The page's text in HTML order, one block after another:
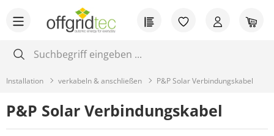
Zum Hauptinhalt springen Du hast 0
Installation verkabeln & anschließen P&P Solar Verbindungskabel
P&P Solar Verbindungskabel